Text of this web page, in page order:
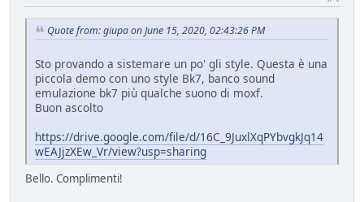
Quote from: giupa on June 15, 2020, 02:43:26 PM
Sto provando a sistemare un po' gli style. Questa è una
piccola demo con uno style Bk7, banco sound
emulazione bk7 più qualche suono di moxf.
Buon ascolto
https://drive.google.com/file/d/16C_9JuxlXqPYbvgkJq14
wEAJjzXEw_Vr/view?usp=sharing
Bello. Complimenti!